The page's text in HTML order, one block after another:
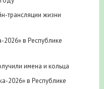
трансляции жизни
в Республике
имена и кольца
2026» в Республике